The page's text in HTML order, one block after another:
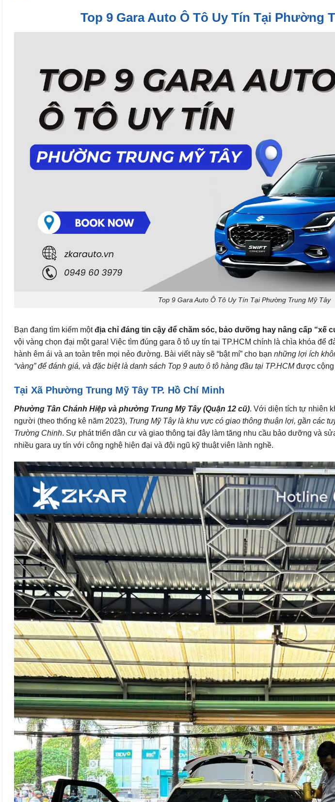
Top 9 Gara Auto Ô Tô Uy Tín Tại Phường
Top 9 Gara Auto Ô Tô Uy Tín Tại Phường Trung Mỹ Tây
Bạn đang tìm kiếm mộtđịa chỉ đáng tin cậy để chăm sóc, bảo dưỡng hay nâng cấp “xế
vội vàng chọn đại một gara! Việc tìm đúng gara ô tô uy tín tại TP.HCM chính là chìa khóa để
hành êm ái và an toàn trên mọi nẻo đường. Bài viết này sẽ “bật mí” cho bạn những lợi ích
“vàng” để đánh giá, và đặc biệt là danh sách Top 9 auto ô tô hàng đầu tại TP.HCMđược cộng
Tại Xã Phường Trung Mỹ Tây TP. Hồ Chí Minh
Phường Tân Chánh Hiệp và phường Trung Mỹ Tây (Quận 12 cũ). Với diện tích tự nhiên
người (theo thống kê năm 2023), Trung Mỹ Tây là khu vực có giao thông thuận lợi, gần các
Trường Chinh. Sự phát triển dân cư và giao thông tại đây làm tăng nhu cầu bảo dưỡng và
nhiều gara uy tín với công nghệ hiện đại và đội ngũ kỹ thuật viên lành nghề.